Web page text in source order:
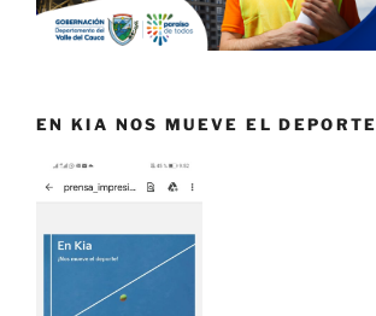
EN KIA NOS MUEVE EL DEPORTE